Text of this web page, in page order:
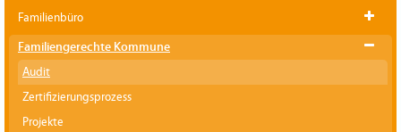
Familienbüro
Familiengerechte Kommune
Audit
Zertifizierungsprozess
Projekte